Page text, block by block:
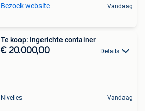
Bezoek website Vandaag
Te koop: Ingerichte container
€ 20.000,00 Details
Nivelles Vandaag